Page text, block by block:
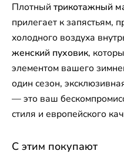
Плотный трикотажный
прилегает к запястьям,
холодного воздуха
женский пуховик,
элементом вашего
один сезон,
— это ваш
стиля и европейского
С этим покупают